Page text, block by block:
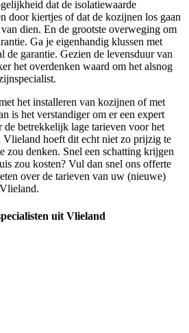
dat de isolatiewaarde
door kiertjes of dat de kozijnen los gaan
dien. En de grootste overweging om
Ga je eigenhandig klussen met
de garantie. Gezien de levensduur van
het overdenken waard om het alsnog
het installeren van kozijnen of met
is het verstandiger om er een expert
betrekkelijk lage tarieven voor het
hoeft dit echt niet zo prijzig te
zou denken. Snel een schatting krijgen
zou kosten? Vul dan snel ons offerte
over de tarieven van uw (nieuwe)
uit Vlieland